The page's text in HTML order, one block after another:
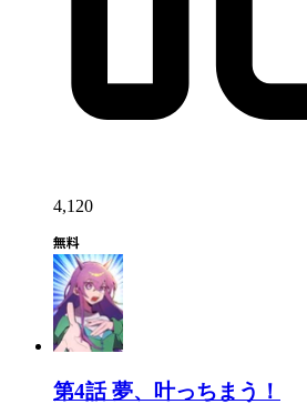
4,120
第4話 夢、叶っちまう！